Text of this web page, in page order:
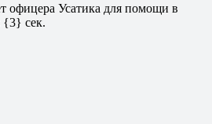
офицера Усатика для помощи в
{3} сек.